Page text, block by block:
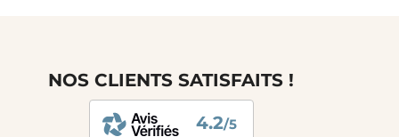
NOS CLIENTS SATISFAITS !
4.2/5